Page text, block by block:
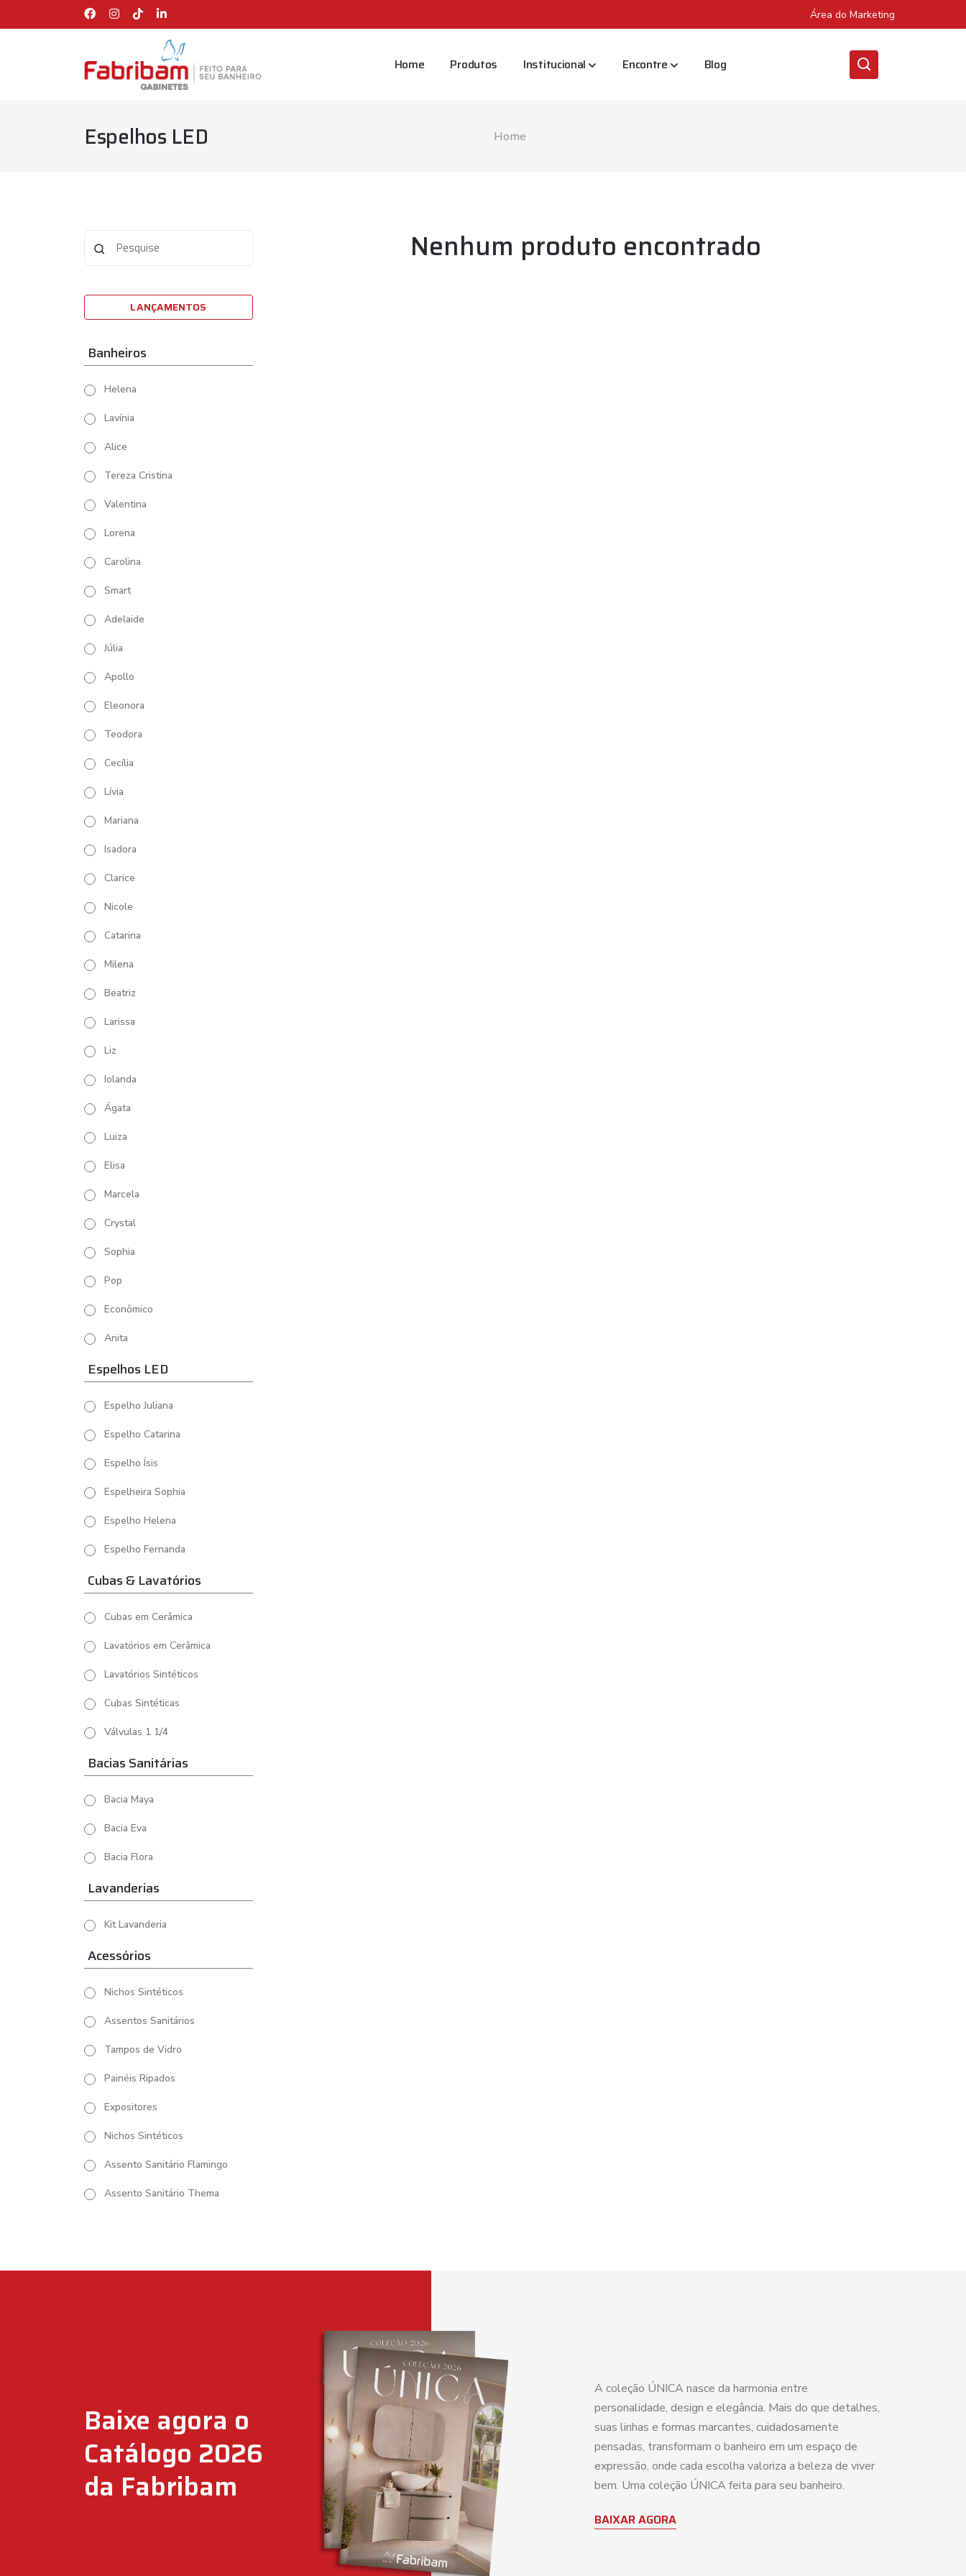
Área do Marketing
Home Produtos Institucional Encontre Blog
Espelhos LED Home
LANÇAMENTOS
Banheiros
Helena
Lavínia
Alice
Tereza Cristina
Valentina
Lorena
Carolina
Smart
Adelaide
Júlia
Apollo
Eleonora
Teodora
Cecília
Lívia
Mariana
Isadora
Clarice
Nicole
Catarina
Milena
Beatriz
Larissa
Liz
Iolanda
Ágata
Luiza
Elisa
Marcela
Crystal
Sophia
Pop
Econômico
Anita
Espelhos LED
Espelho Juliana
Espelho Catarina
Espelho Ísis
Espelheira Sophia
Espelho Helena
Espelho Fernanda
Cubas & Lavatórios
Cubas em Cerâmica
Lavatórios em Cerâmica
Lavatórios Sintéticos
Cubas Sintéticas
Válvulas 1 1/4
Bacias Sanitárias
Bacia Maya
Bacia Eva
Bacia Flora
Lavanderias
Kit Lavanderia
Acessórios
Nichos Sintéticos
Assentos Sanitários
Tampos de Vidro
Painéis Ripados
Expositores
Nichos Sintéticos
Assento Sanitário Flamingo
Assento Sanitário Thema
Nenhum produto encontrado
Baixe agora o
Catálogo 2026
da Fabribam
A coleção ÚNICA nasce da harmonia entre
personalidade, design e elegância. Mais do que detalhes,
suas linhas e formas marcantes, cuidadosamente
pensadas, transformam o banheiro em um espaço de
expressão, onde cada escolha valoriza a beleza de viver
bem. Uma coleção ÚNICA feita para seu banheiro.
BAIXAR AGORA